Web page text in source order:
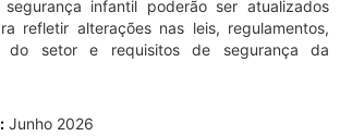
infantil poderão ser atualizados
refletir alterações nas leis, regulamentos,
do setor e requisitos de segurança da
Junho 2026